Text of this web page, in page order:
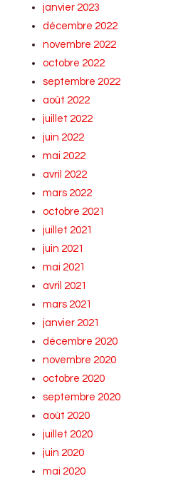
janvier 2023
décembre 2022
novembre 2022
octobre 2022
septembre 2022
août 2022
juillet 2022
juin 2022
mai 2022
avril 2022
mars 2022
octobre 2021
juillet 2021
juin 2021
mai 2021
avril 2021
mars 2021
janvier 2021
décembre 2020
novembre 2020
octobre 2020
septembre 2020
août 2020
juillet 2020
juin 2020
mai 2020